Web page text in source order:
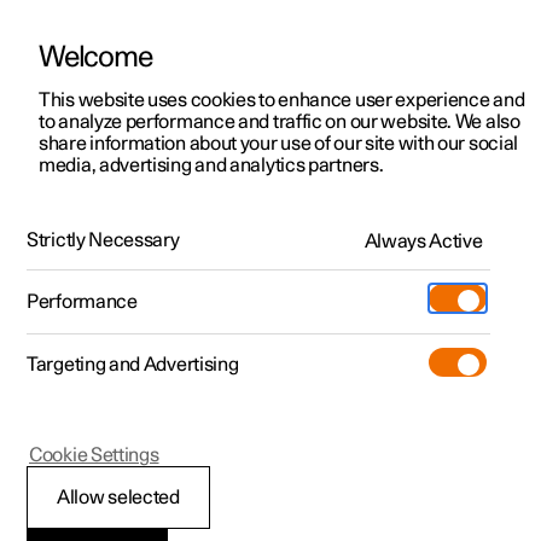
Polestar 2
Polestar 3
Polestar 4
Pre-owned
Shop
Meer
Testrit
Aanbiedingen voor
Testrit
Aanbiedingen voor
Polestar 4 coupé
Ontdek Polestar 4
Testrit
Bekijk onze stockwagens
Aanbiedingen voor
Ontdek Polestar 5
Over pre-owned
Pre-owned aanbiedingen
Aanbiedingen voor particulieren
Aanbiedingen voor
professionelen
Bekijk onze stockwagens
Configureer
Pre-owned
Testrit
Additionals
(Opent in een nieuw venster)
Experiences
Ontmoet ons
Servicepunten
Opladen
Support
HandleidingVideogalerijSoftware-updates
Kinderslot
kinderzitjes
Welcome
This website uses cookies to enhance user experience and
to analyze performance and traffic on our website. We also
share information about your use of our site with our social
media, advertising and analytics partners.
Strictly Necessary Always Active
Performance
Targeting and Advertising
Allow selected
Cookie Settings